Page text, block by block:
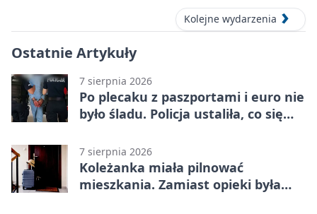
Kolejne wydarzenia
Ostatnie Artykuły
7 sierpnia 2026
Po plecaku z paszportami i euro nie
było śladu. Policja ustaliła, co się
7 sierpnia 2026
Koleżanka miała pilnować
mieszkania. Zamiast opieki była